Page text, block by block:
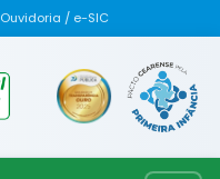
Ouvidoria / e-SIC